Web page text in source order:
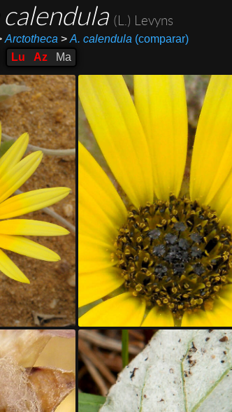
(L.) Levyns
Arctotheca > A. calendula (comparar)
Lu Az Ma